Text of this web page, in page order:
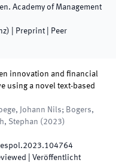
. Academy of Management
| Preprint | Peer
innovation and financial
using a novel text-based
Johann Nils; Bogers,
Stephan ( 2023)
Veröffentlicht